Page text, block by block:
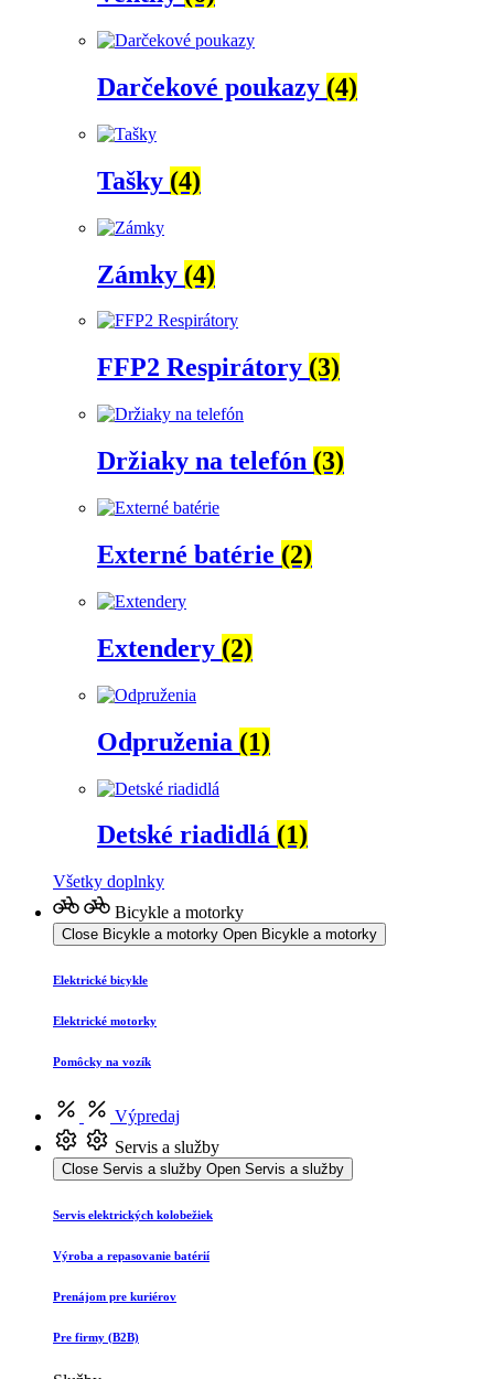
Darčekové poukazy (4)
Tašky (4)
Zámky (4)
FFP2 Respirátory (3)
Držiaky na telefón (3)
Externé batérie (2)
Extendery (2)
Odpruženia (1)
Detské riadidlá (1)
Všetky doplnky
Bicykle a motorky
Close Bicykle a motorky Open Bicykle a motorky
Elektrické bicykle
Elektrické motorky
Pomôcky na vozík
Výpredaj
Servis a služby
Close Servis a služby Open Servis a služby
Servis elektrických kolobežiek
Výroba a repasovanie batérií
Prenájom pre kuriérov
Pre firmy (B2B)